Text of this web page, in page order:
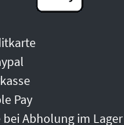
Pay
Abholung im Lager